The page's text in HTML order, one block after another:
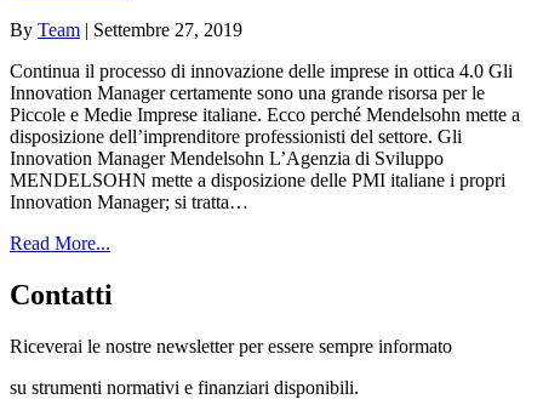
By Team | Settembre 27, 2019
Continua il processo di innovazione delle imprese in ottica 4.0 Gli
Innovation Manager certamente sono una grande risorsa per le
Piccole e Medie Imprese italiane. Ecco perché Mendelsohn mette a
disposizione dell’imprenditore professionisti del settore. Gli
Innovation Manager Mendelsohn L’Agenzia di Sviluppo
MENDELSOHN mette a disposizione delle PMI italiane i propri
Innovation Manager; si tratta…
Read More...
Contatti
Riceverai le nostre newsletter per essere sempre informato
su strumenti normativi e finanziari disponibili.